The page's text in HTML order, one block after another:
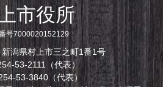
市役所
号7000020152129
潟県村上市三之町1番1号
53-2111（代表）
53-3840（代表）